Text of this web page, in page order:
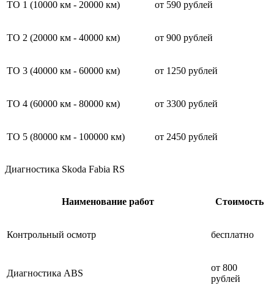
ТО 1 (10000 км - 20000 км) от 590 рублей
ТО 2 (20000 км - 40000 км) от 900 рублей
ТО 3 (40000 км - 60000 км) от 1250 рублей
ТО 4 (60000 км - 80000 км) от 3300 рублей
ТО 5 (80000 км - 100000 км) от 2450 рублей
Диагностика Skoda Fabia RS
Наименование работ Стоимость
Контрольный осмотр бесплатно
Диагностика ABS
от 800
рублей